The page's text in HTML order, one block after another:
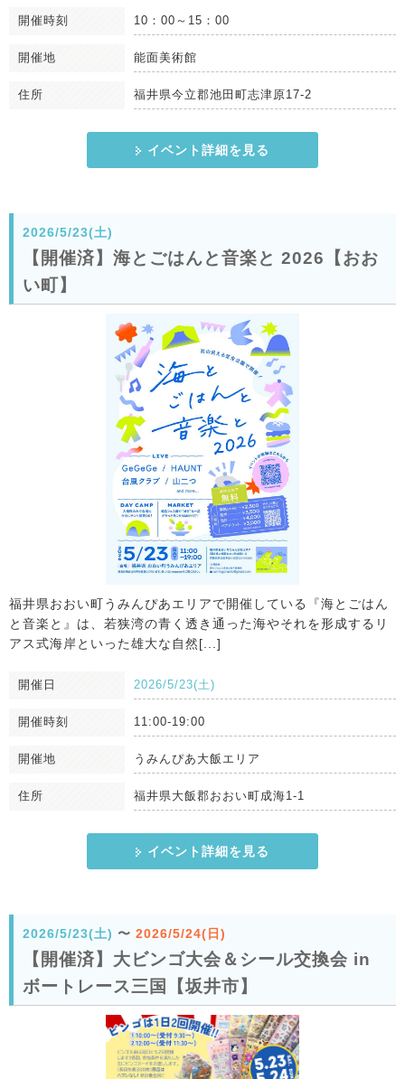
開催時刻 10：00～15：00
開催地 能面美術館
住所 福井県今立郡池田町志津原17-2
イベント詳細を見る
2026/5/23(土)
【開催済】海とごはんと音楽と 2026【おお
い町】
福井県おおい町うみんぴあエリアで開催している『海とごはん
と音楽と』は、若狭湾の青く透き通った海やそれを形成するリ
アス式海岸といった雄大な自然[...]
開催日 2026/5/23(土)
開催時刻 11:00-19:00
開催地 うみんぴあ大飯エリア
住所 福井県大飯郡おおい町成海1-1
イベント詳細を見る
2026/5/23(土) 〜 2026/5/24(日)
【開催済】大ビンゴ大会＆シール交換会 in
ボートレース三国【坂井市】